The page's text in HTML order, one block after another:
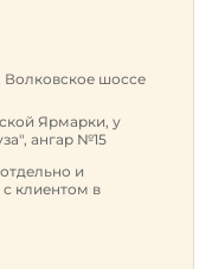
Волковское шоссе
Ярмарки, у
ангар №15
и
клиентом в